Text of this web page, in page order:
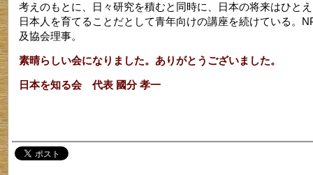
考えのもとに、日々研究を積むと同時に、日本の将来はひと
日本人を育てることだとして青年向けの講座を続けている。
及協会理事。
素晴らしい会になりました。ありがとうございました。
日本を知る会 代表 國分 孝一